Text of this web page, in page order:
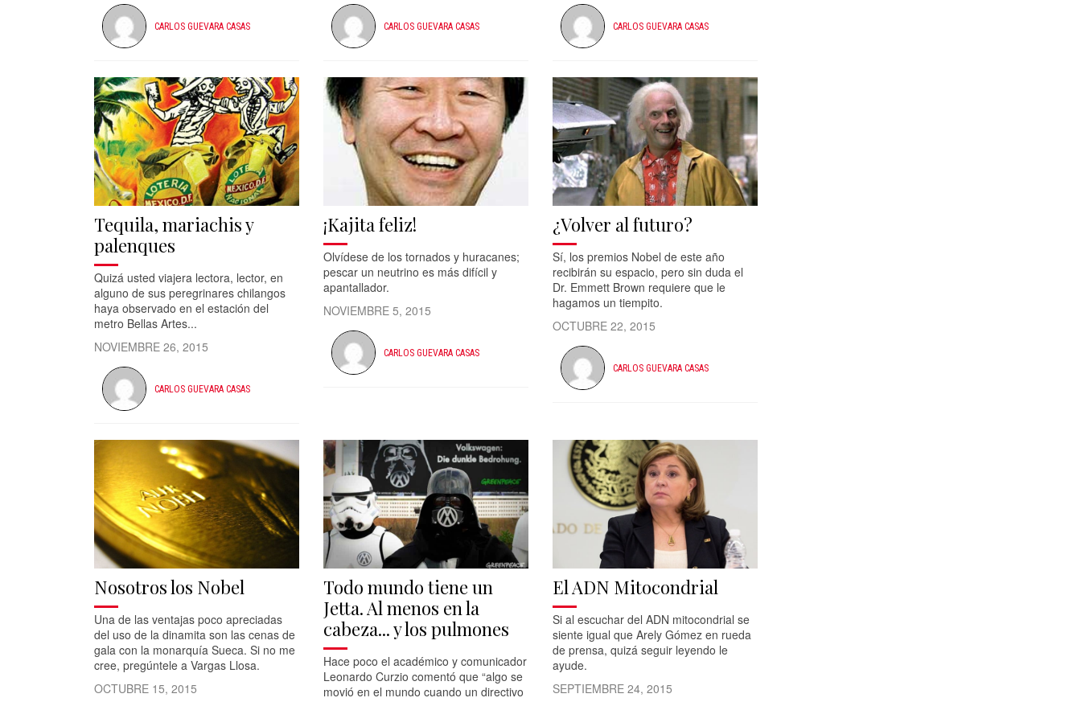
CARLOS GUEVARA CASAS CARLOS GUEVARA CASAS CARLOS GUEVARA CASAS
Tequila, mariachis y
palenques
Quizá usted viajera lectora, lector, en
alguno de sus peregrinares chilangos
haya observado en el estación del
metro Bellas Artes...
NOVIEMBRE 26, 2015
CARLOS GUEVARA CASAS
¡Kajita feliz!
Olvídese de los tornados y huracanes;
pescar un neutrino es más difícil y
apantallador.
NOVIEMBRE 5, 2015
CARLOS GUEVARA CASAS
¿Volver al futuro?
Sí, los premios Nobel de este año
recibirán su espacio, pero sin duda el
Dr. Emmett Brown requiere que le
hagamos un tiempito.
OCTUBRE 22, 2015
CARLOS GUEVARA CASAS
Nosotros los Nobel
Una de las ventajas poco apreciadas
del uso de la dinamita son las cenas de
gala con la monarquía Sueca. Si no me
cree, pregúntele a Vargas Llosa.
OCTUBRE 15, 2015
Todo mundo tiene un
Jetta. Al menos en la
cabeza... y los pulmones
Hace poco el académico y comunicador
Leonardo Curzio comentó que “algo se
movió en el mundo cuando un directivo
El ADN Mitocondrial
Si al escuchar del ADN mitocondrial se
siente igual que Arely Gómez en rueda
de prensa, quizá seguir leyendo le
ayude.
SEPTIEMBRE 24, 2015